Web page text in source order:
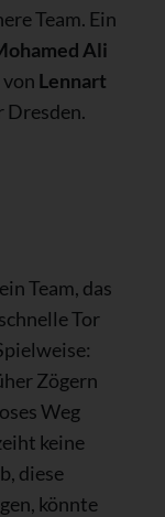
Team. Ein
Ali
Lennart
Dresden.
Team, das
Tor
Zögern
Weg
keine
diese
könnte